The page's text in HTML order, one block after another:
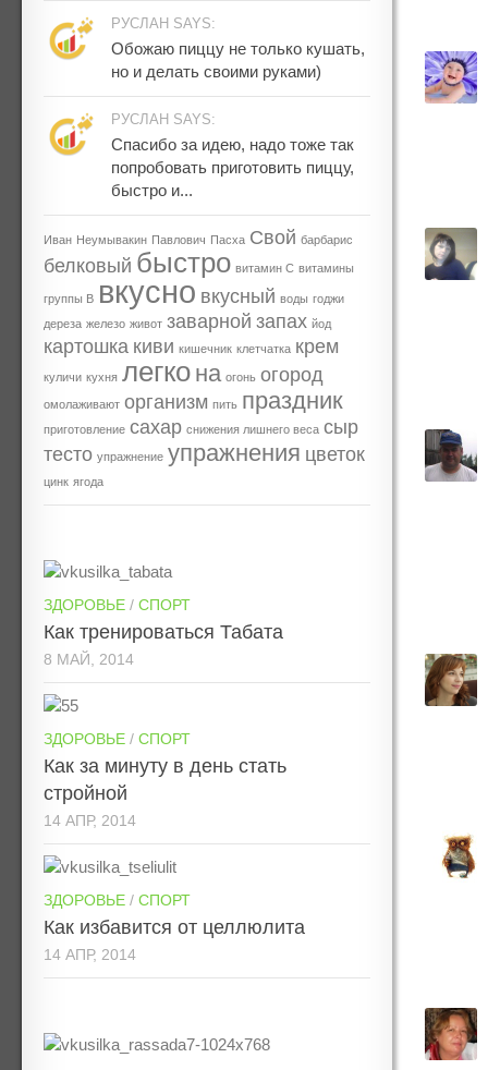
РУСЛАН SAYS:
Обожаю пиццу не только кушать,
но и делать своими руками)
РУСЛАН SAYS:
Спасибо за идею, надо тоже так
попробовать приготовить пиццу,
быстро и...
Иван Неумывакин Павлович Пасха Свой барбарис
белковый быстро витамин С витамины
группы В вкусно вкусный воды годжи
дереза железо живот заварной запах йод
картошка киви кишечник клетчатка крем
куличи кухня легко на огонь огород
омолаживают организм пить праздник
приготовление сахар снижения лишнего веса сыр
тесто упражнение упражнения цветок
цинк ягода
ЗДОРОВЬЕ / СПОРТ
Как тренироваться Табата
8 МАЙ, 2014
ЗДОРОВЬЕ / СПОРТ
Как за минуту в день стать
стройной
14 АПР, 2014
ЗДОРОВЬЕ / СПОРТ
Как избавится от целлюлита
14 АПР, 2014